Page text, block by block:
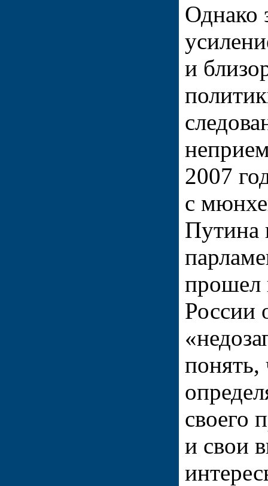
Однако
и
2007
с
Путина
прошел
России
понять,
своего
и свои